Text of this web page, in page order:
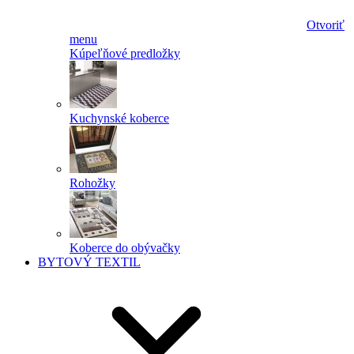
Otvoriť
menu
Kúpeľňové predložky
Kuchynské koberce
Rohožky
Koberce do obývačky
BYTOVÝ TEXTIL